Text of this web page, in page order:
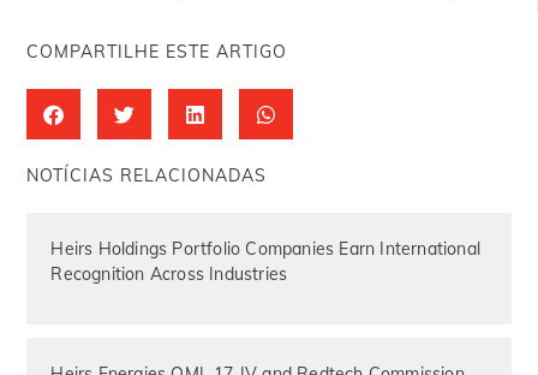
COMPARTILHE ESTE ARTIGO
NOTÍCIAS RELACIONADAS
Heirs Holdings Portfolio Companies Earn International
Recognition Across Industries